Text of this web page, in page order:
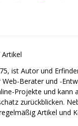
Artikel
ist Autor und
Berater und -
Projekte und kann
zurückblicken.
Artikel und